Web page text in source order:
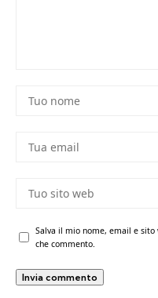
Salva il mio nome, email e sito
che commento.